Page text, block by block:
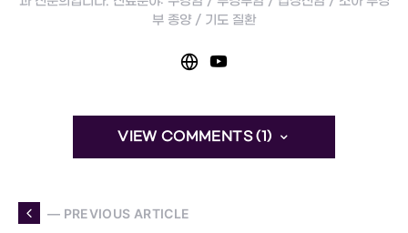
부 종양 / 기도 질환
VIEW COMMENTS (1)
— PREVIOUS ARTICLE